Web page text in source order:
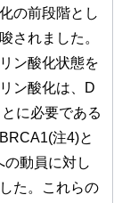
の前段階とし
されました。
ン酸化状態を
ン酸化は、D
に必要である
注4)と
動員に対し
た。これらの